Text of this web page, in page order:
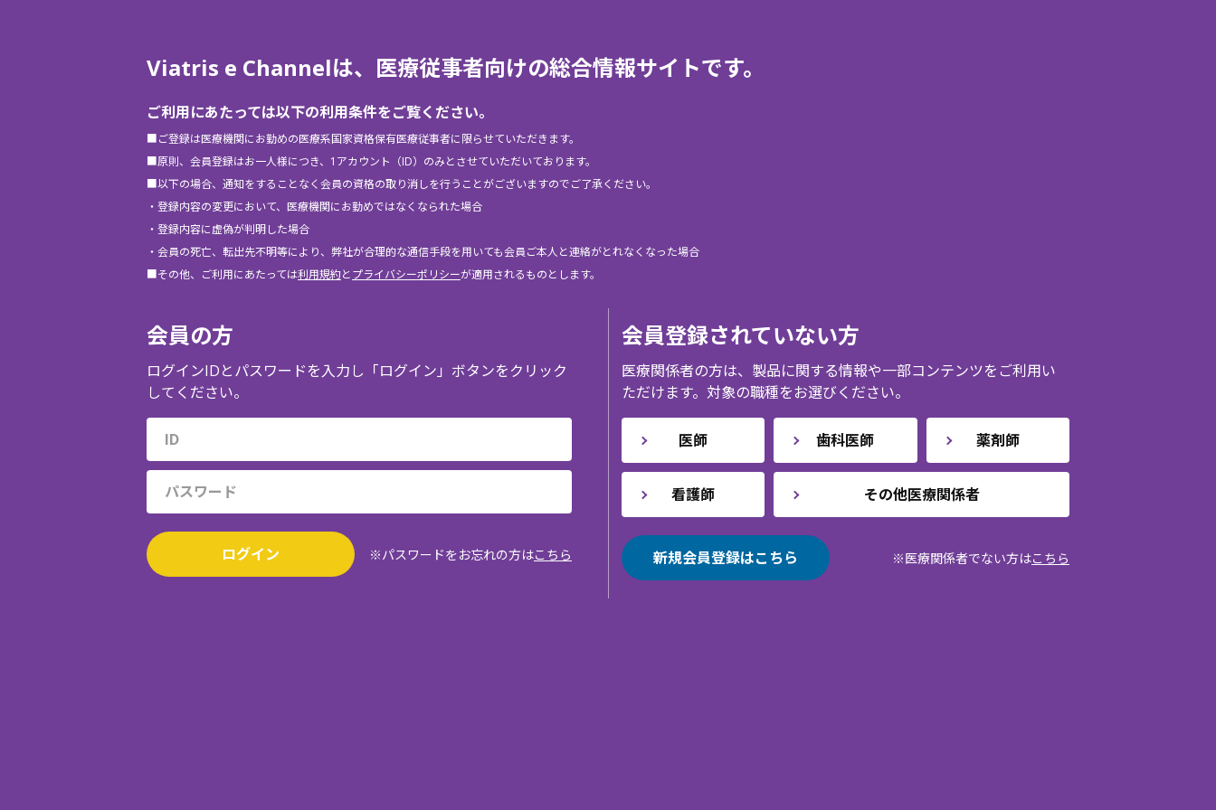
Viatris e Channelは、医療従事者向けの総合情報サイトです。
ご利用にあたっては以下の利用条件をご覧ください。
■ご登録は医療機関にお勤めの医療系国家資格保有医療従事者に限らせていただきます。
■原則、会員登録はお一人様につき、1アカウント（ID）のみとさせていただいております。
■以下の場合、通知をすることなく会員の資格の取り消しを行うことがございますのでご了承ください。
・登録内容の変更において、医療機関にお勤めではなくなられた場合
・登録内容に虚偽が判明した場合
・会員の死亡、転出先不明等により、弊社が合理的な通信手段を用いても会員ご本人と連絡がとれなくなった場合
■その他、ご利用にあたっては利用規約とプライバシーポリシーが適用されるものとします。
会員の方
ログインIDとパスワードを入力し「ログイン」ボタンをクリック
してください。
ログイン ※パスワードをお忘れの方はこちら
会員登録されていない方
医療関係者の方は、製品に関する情報や一部コンテンツをご利用い
ただけます。対象の職種をお選びください。
医師 歯科医師 薬剤師
看護師 その他医療関係者
新規会員登録はこちら ※医療関係者でない方はこちら